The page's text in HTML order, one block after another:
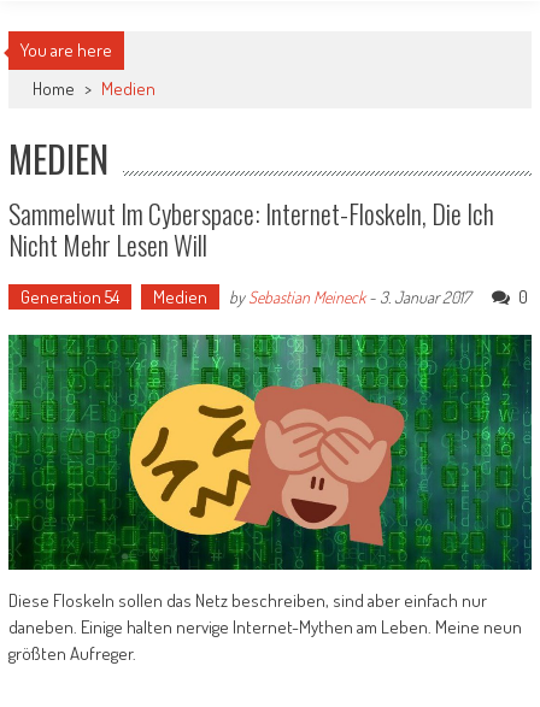
You are here
Home > Medien
MEDIEN
Sammelwut Im Cyberspace: Internet-Floskeln, Die Ich
Nicht Mehr Lesen Will
Generation 54 Medien bySebastian Meineck- 3. Januar 2017 0
Diese Floskeln sollen das Netz beschreiben, sind aber einfach nur
daneben. Einige halten nervige Internet-Mythen am Leben. Meine neun
größten Aufreger.